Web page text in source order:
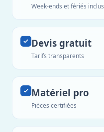
Week-ends et fériés inclus
Devis gratuit
Tarifs transparents
Matériel pro
Pièces certifiées